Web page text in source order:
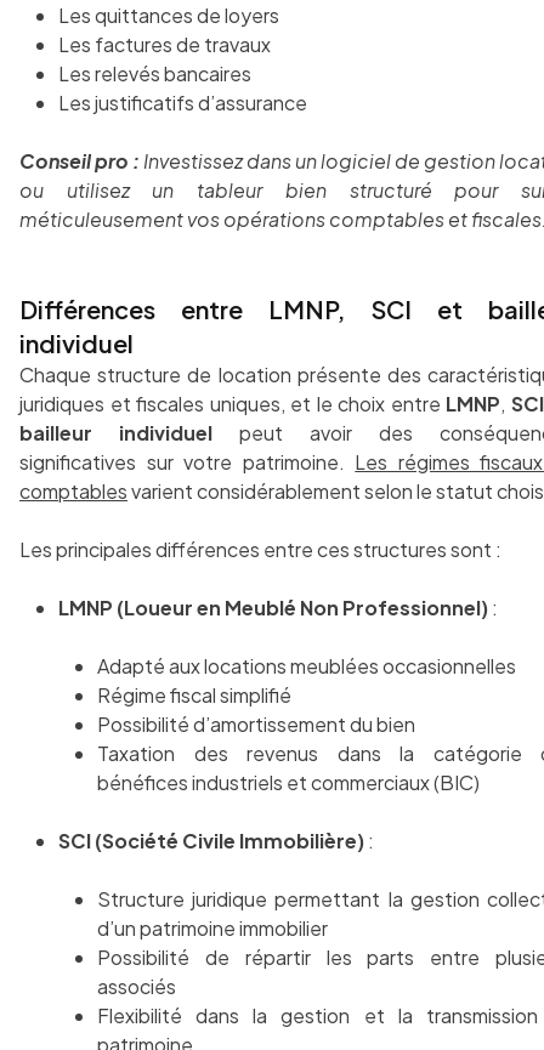
Les quittances de loyers
Les factures de travaux
Les relevés bancaires
Les justificatifs d’assurance
Conseil pro : Investissez dans un logiciel de gestion
ou utilisez un tableur bien structuré pour
méticuleusement vos opérations comptables et
Différences entre LMNP, SCI et
individuel
Chaque structure de location présente des
juridiques et fiscales uniques, et le choix entre LMNP, SCI
bailleur individuel peut avoir des
significatives sur votre patrimoine. Les régimes
comptablesvarient considérablement selon le statut
Les principales différences entre ces structures sont :
LMNP (Loueur en Meublé Non Professionnel):
Adapté aux locations meublées occasionnelles
Régime fiscal simplifié
Possibilité d’amortissement du bien
Taxation des revenus dans la catégorie
bénéfices industriels et commerciaux (BIC)
SCI (Société Civile Immobilière):
Structure juridique permettant la gestion
d’un patrimoine immobilier
Possibilité de répartir les parts entre
associés
Flexibilité dans la gestion et la
patrimoine